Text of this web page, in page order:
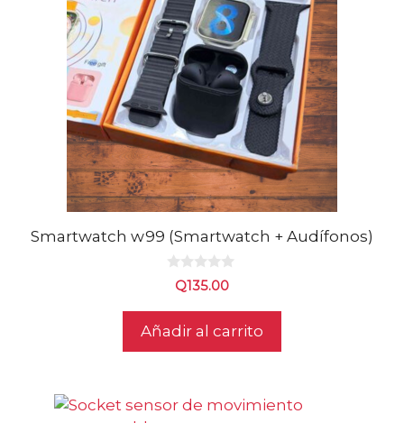
Smartwatch w99 (Smartwatch + Audífonos)
Q135.00
Añadir al carrito